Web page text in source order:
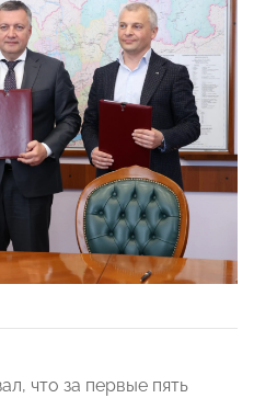
что за первые пять